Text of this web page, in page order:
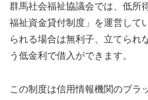
群馬社会福祉協議会では、低所
福祉資金貸付制度」を運営して
られる場合は無利子、立てられ
う低金利で借入ができます。
この制度は信用情報機関のブラ